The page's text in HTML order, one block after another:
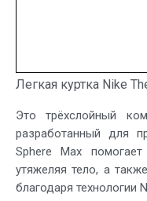
Легкая куртка Nike
Это трёхслойный
разработанный для
Sphere Max
утяжеляя тело, а
благодаря технологии